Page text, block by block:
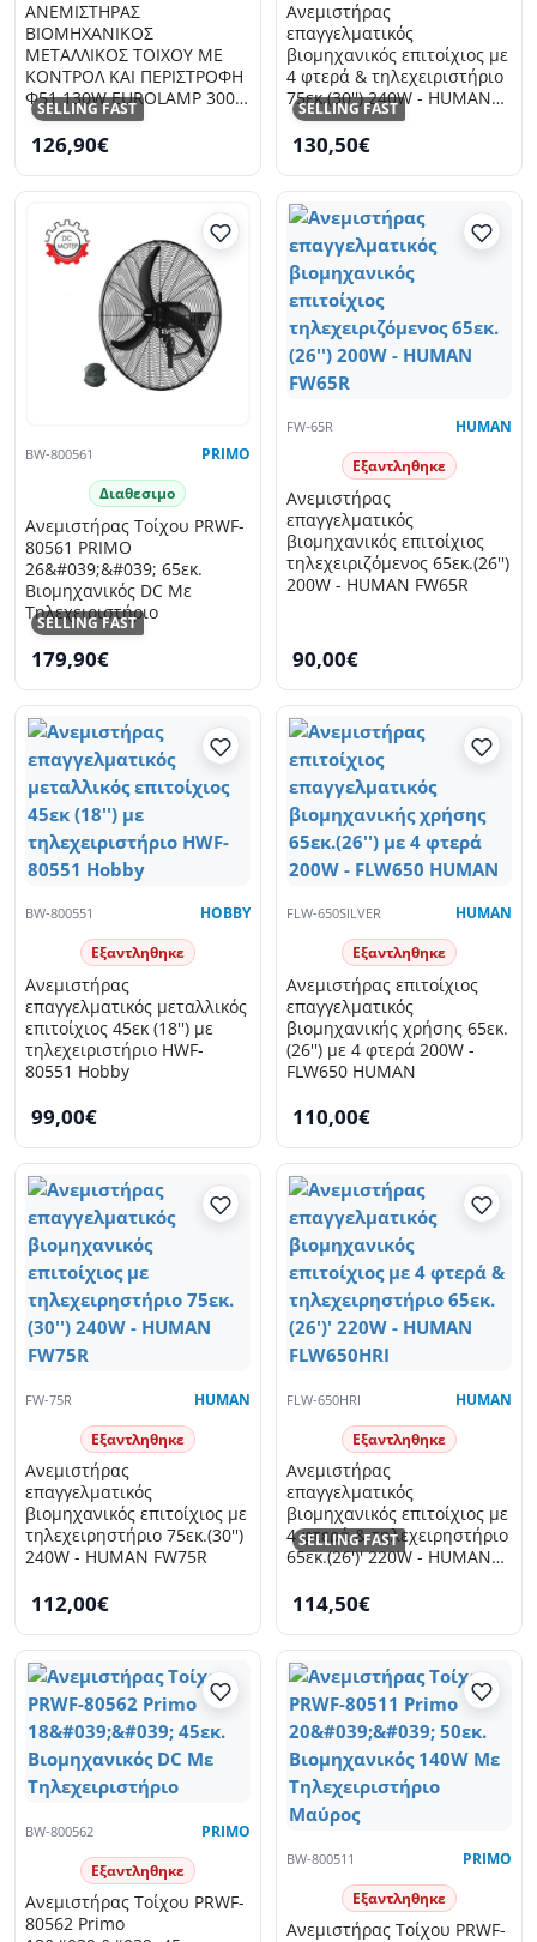
SELLING FAST
ΑΝΕΜΙΣΤΗΡΑΣ
ΒΙΟΜΗΧΑΝΙΚΟΣ
ΜΕΤΑΛΛΙΚΟΣ ΤΟΙΧΟΥ ΜΕ
ΚΟΝΤΡΟΛ ΚΑΙ ΠΕΡΙΣΤΡΟΦΗ
Φ51 130W EUROLAMP 300-
23506
126,90€
SELLING FAST
Ανεμιστήρας
επαγγελματικός
βιομηχανικός επιτοίχιος με
4 φτερά & τηλεχειριστήριο
75εκ.(30'') 240W - HUMAN
FLW-750HRI
130,50€
SELLING FAST
BW-800561 PRIMO
Διαθεσιμο
Ανεμιστήρας Τοίχου PRWF-
80561 PRIMO
26&#039;&#039; 65εκ.
Βιομηχανικός DC Με
Τηλεχειριστήριο
179,90€
FW-65R HUMAN
Εξαντληθηκε
Ανεμιστήρας
επαγγελματικός
βιομηχανικός επιτοίχιος
τηλεχειριζόμενος 65εκ.(26'')
200W - HUMAN FW65R
90,00€
BW-800551 HOBBY
Εξαντληθηκε
Ανεμιστήρας
επαγγελματικός μεταλλικός
επιτοίχιος 45εκ (18'') με
τηλεχειριστήριο HWF-
80551 Hobby
99,00€
FLW-650SILVER HUMAN
Εξαντληθηκε
Ανεμιστήρας επιτοίχιος
επαγγελματικός
βιομηχανικής χρήσης 65εκ.
(26'') με 4 φτερά 200W -
FLW650 HUMAN
110,00€
FW-75R HUMAN
Εξαντληθηκε
Ανεμιστήρας
επαγγελματικός
βιομηχανικός επιτοίχιος με
τηλεχειρηστήριο 75εκ.(30'')
240W - HUMAN FW75R
112,00€
SELLING FAST
FLW-650HRI HUMAN
Εξαντληθηκε
Ανεμιστήρας
επαγγελματικός
βιομηχανικός επιτοίχιος με
4 φτερά & τηλεχειρηστήριο
65εκ.(26')' 220W - HUMAN
114,50€
BW-800562 PRIMO
Εξαντληθηκε
Ανεμιστήρας Τοίχου PRWF-
80562 Primo
BW-800511 PRIMO
Εξαντληθηκε
Ανεμιστήρας Τοίχου PRWF-